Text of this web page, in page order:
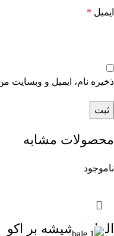
ایمیل *
ذخیره نام، ایمیل و وبسایت
محصولات مشابه
ناموجود
الماس شیشه بر اکو